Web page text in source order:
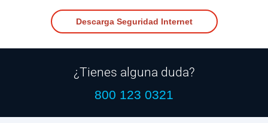
Descarga Seguridad Internet
¿Tienes alguna duda?
800 123 0321